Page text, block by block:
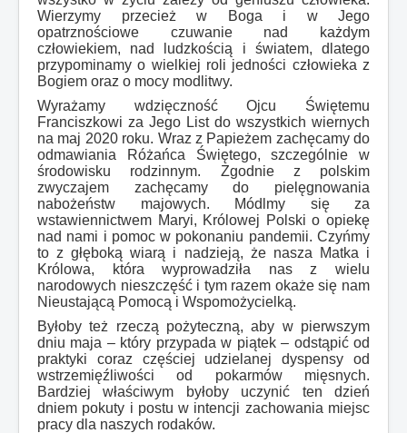
Wierzymy przecież w Boga i w Jego
opatrznościowe czuwanie nad każdym
człowiekiem, nad ludzkością i światem, dlatego
przypominamy o wielkiej roli jedności człowieka z
Bogiem oraz o mocy modlitwy.
Wyrażamy wdzięczność Ojcu Świętemu
Franciszkowi za Jego List do wszystkich wiernych
na maj 2020 roku. Wraz z Papieżem zachęcamy do
odmawiania Różańca Świętego, szczególnie w
środowisku rodzinnym. Zgodnie z polskim
zwyczajem zachęcamy do pielęgnowania
nabożeństw majowych. Módlmy się za
wstawiennictwem Maryi, Królowej Polski o opiekę
nad nami i pomoc w pokonaniu pandemii. Czyńmy
to z głęboką wiarą i nadzieją, że nasza Matka i
Królowa, która wyprowadziła nas z wielu
narodowych nieszczęść i tym razem okaże się nam
Nieustającą Pomocą i Wspomożycielką.
Byłoby też rzeczą pożyteczną, aby w pierwszym
dniu maja – który przypada w piątek – odstąpić od
praktyki coraz częściej udzielanej dyspensy od
wstrzemięźliwości od pokarmów mięsnych.
Bardziej właściwym byłoby uczynić ten dzień
dniem pokuty i postu w intencji zachowania miejsc
pracy dla naszych rodaków.